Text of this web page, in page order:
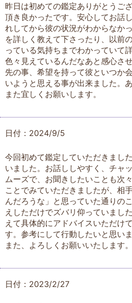
昨日は初めての鑑定ありがとうご
頂き良かったです。安心してお話
れしてから彼の状況がわからなか
を詳しく教えて下さったり、以前
っている気持ちまでわかっていて
色々見えているんだなあと感心さ
先の事、希望を持って彼といつか
いようと思える事が出来ました。
また宜しくお願いします。
日付：2024/9/5
今回初めて鑑定していただきまし
いました。お話ししやすく、チャ
ムーズで、お聞きしたいことも次
ことでみていただきましたが、相
んだろうな」と思っていた通りの
えしただけでズバリ仰っていまし
えて具体的にアドバイスいただけ
す。参考にして行動したいと思いま
また、よろしくお願いいたします。
日付：2023/2/27